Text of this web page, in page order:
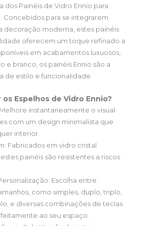
dos Painéis de Vidro Ennio para
Concebidos para se integrarem
decoração moderna, estes painéis
oferecem um toque refinado a
em acabamentos luxuosos,
e branco, os painéis Ennio são a
de estilo e funcionalidade.
Espelhos de Vidro Ennio?
instantaneamente o visual
com um design minimalista que
interior.
Fabricados em vidro cristal
painéis são resistentes a riscos
Escolha entre
como simples, duplo, triplo,
e diversas combinações de teclas
ao seu espaço.